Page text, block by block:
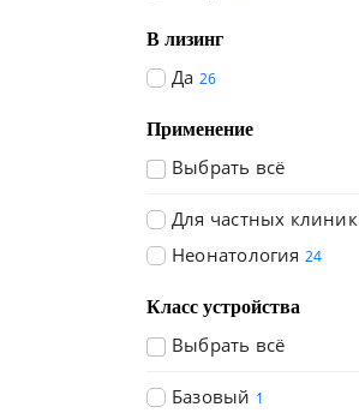
В лизинг
Да 26
Применение
Выбрать всё
Для частных клиник
Неонатология 24
Класс устройства
Выбрать всё
Базовый 1